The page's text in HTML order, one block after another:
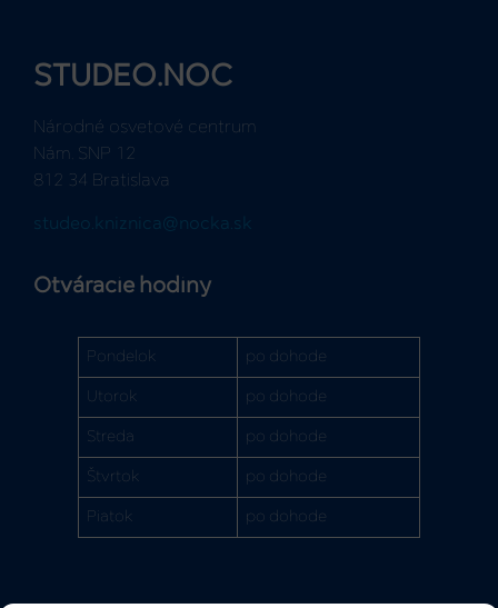
STUDEO.NOC
Národné osvetové centrum
Nám. SNP 12
812 34 Bratislava
studeo.kniznica@nocka.sk
Otváracie hodiny
Pondelok po dohode
Utorok po dohode
Streda po dohode
Štvrtok po dohode
Piatok po dohode